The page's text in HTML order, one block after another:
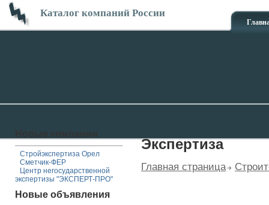
Каталог компаний России
Стройэкспертиза Орел
Сметчик-ФЕР
Центр негосударственной
экспертизы "ЭКСПЕРТ-ПРО"
Новые объявления
Экспертиза
Главная страница